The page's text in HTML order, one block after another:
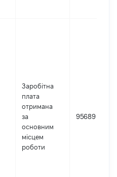
Заробітна
плата
отримана
за
основним
місцем
роботи
95689